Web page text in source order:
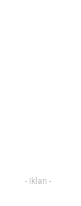
- Iklan -